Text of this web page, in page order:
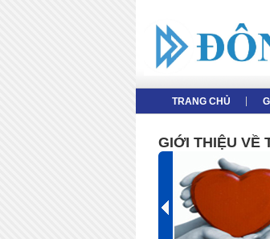
TRANG CHỦ
GIỚI THIỆU VỀ